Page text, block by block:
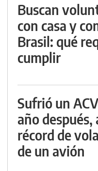
Buscan
con casa y
Brasil: qué
cumplir
Sufrió un
año después,
récord de
de un avión